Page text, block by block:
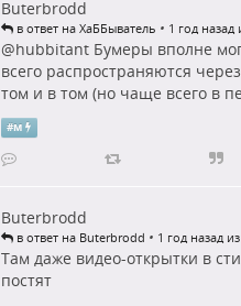
Buterbrodd
в ответ на ХаББыватель • 1 год назад
@hubbitant Бумеры вполне
всего распространяются
том и в том (но чаще всего в
#м
Buterbrodd
в ответ на Buterbrodd • 1 год назад
Там даже видео-открытки в
постят